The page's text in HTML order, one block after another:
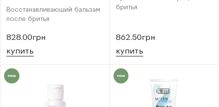
Восстанавливающий бальзам
после бритья
828.00грн
купить
бритья
862.50грн
купить